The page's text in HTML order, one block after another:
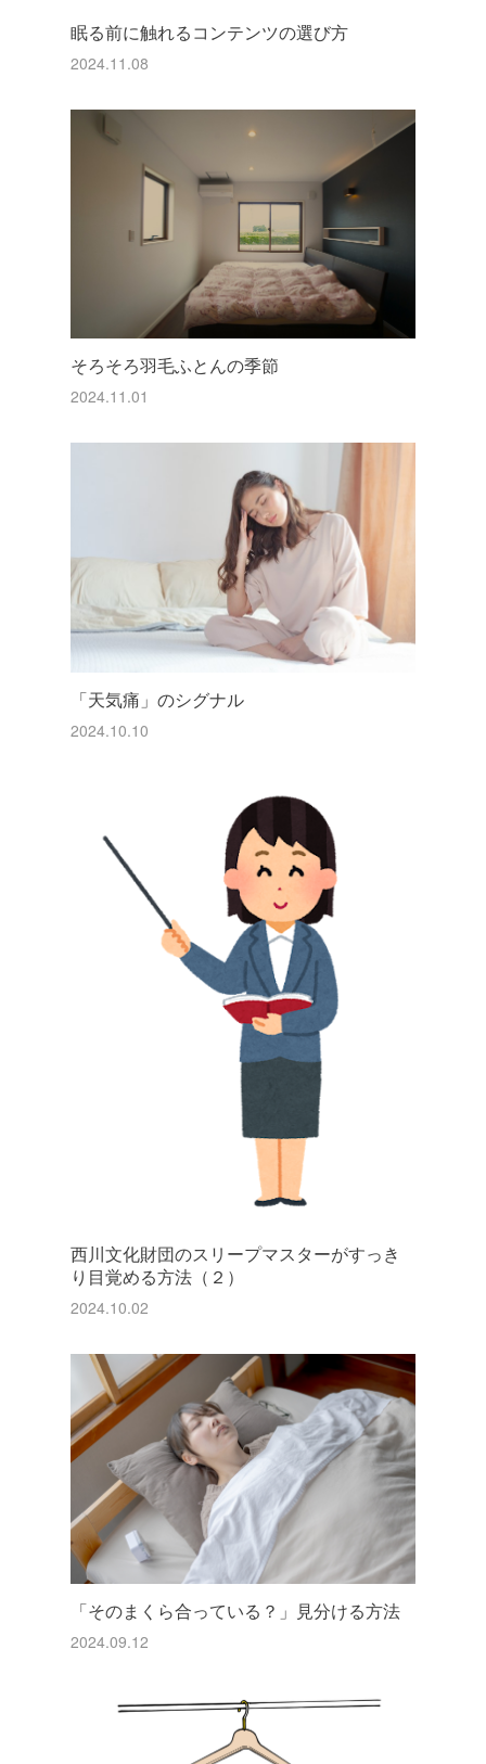
眠る前に触れるコンテンツの選び方
2024.11.08
そろそろ羽毛ふとんの季節
2024.11.01
「天気痛」のシグナル
2024.10.10
西川文化財団のスリープマスターがすっき
り目覚める方法（２）
2024.10.02
「そのまくら合っている？」見分ける方法
2024.09.12